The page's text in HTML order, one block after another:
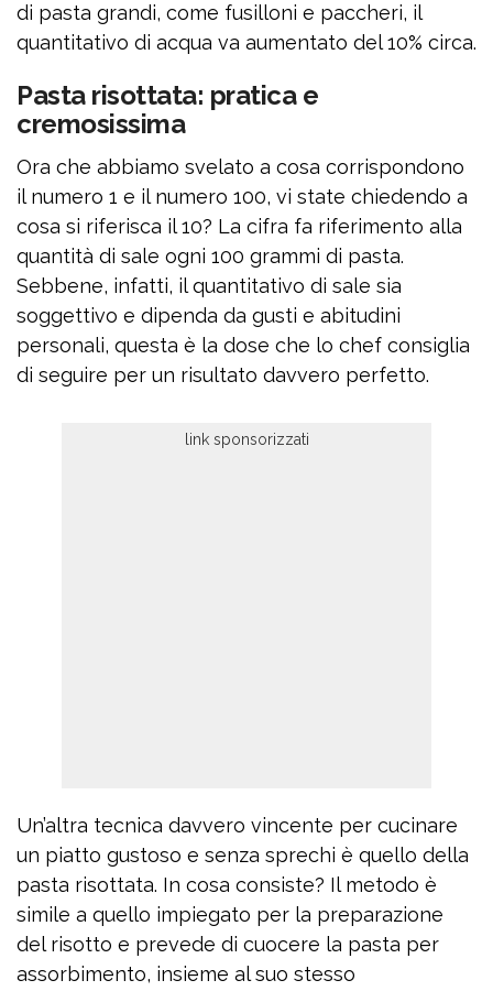
di pasta grandi, come fusilloni e paccheri, il
quantitativo di acqua va aumentato del 10% circa.
Pasta risottata: pratica e
cremosissima
Ora che abbiamo svelato a cosa corrispondono
il numero 1 e il numero 100, vi state chiedendo a
cosa si riferisca il 10? La cifra fa riferimento alla
quantità di sale ogni 100 grammi di pasta.
Sebbene, infatti, il quantitativo di sale sia
soggettivo e dipenda da gusti e abitudini
personali, questa è la dose che lo chef consiglia
di seguire per un risultato davvero perfetto.
Un’altra tecnica davvero vincente per cucinare
un piatto gustoso e senza sprechi è quello della
pasta risottata. In cosa consiste? Il metodo è
simile a quello impiegato per la preparazione
del risotto e prevede di cuocere la pasta per
assorbimento, insieme al suo stesso